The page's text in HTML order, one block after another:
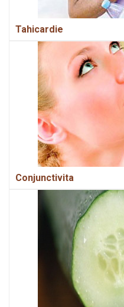
Tahicardie
Conjunctivita